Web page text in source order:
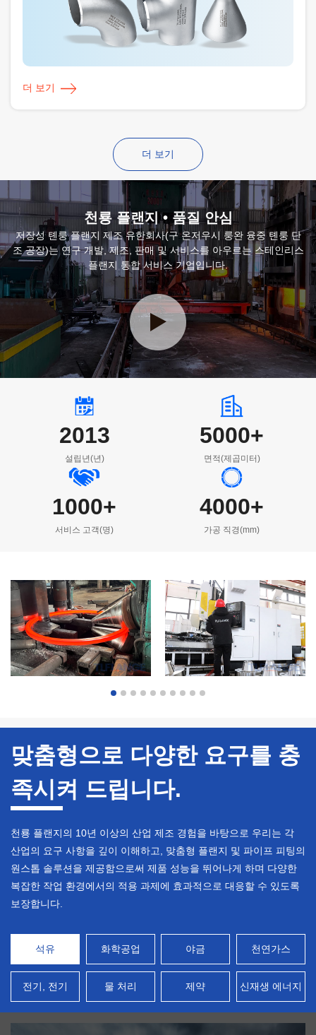
더 보기
더 보기
천룡 플랜지 • 품질 안심
저장성 톈룽 플랜지 제조 유한회사(구 온저우시 룽완 융중 톈룽 단
조 공장)는 연구 개발, 제조, 판매 및 서비스를 아우르는 스테인리스
플랜지 통합 서비스 기업입니다.
2013
설립년(년)
5000+
면적(제곱미터)
1000+
서비스 고객(명)
4000+
가공 직경(mm)
맞춤형으로 다양한 요구를 충
족시켜 드립니다.
천룡 플랜지의 10년 이상의 산업 제조 경험을 바탕으로 우리는 각
산업의 요구 사항을 깊이 이해하고, 맞춤형 플랜지 및 파이프 피팅의
원스톱 솔루션을 제공함으로써 제품 성능을 뛰어나게 하며 다양한
복잡한 작업 환경에서의 적용 과제에 효과적으로 대응할 수 있도록
보장합니다.
석유 화학공업 야금 천연가스
전기, 전기 물 처리 제약 신재생 에너지